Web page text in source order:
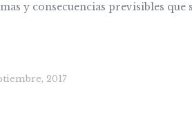
y consecuencias previsibles que
2017